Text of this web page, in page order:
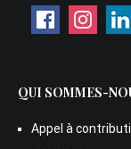
QUI SOMMES-
Appel à